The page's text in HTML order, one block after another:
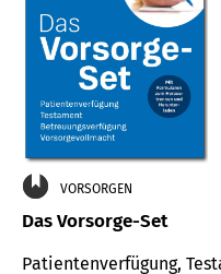
VORSORGEN
Das Vorsorge-Set
Patienten­ver­fügung,